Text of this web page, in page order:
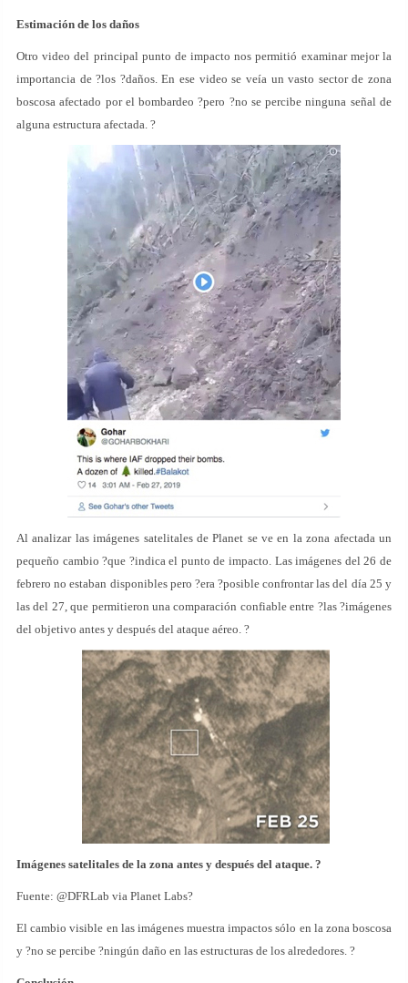
Estimación de los daños
Otro video del principal punto de impacto nos permitió examinar mejor la
importancia de ?los ?daños. En ese video se veía un vasto sector de zona
boscosa afectado por el bombardeo ?pero ?no se percibe ninguna señal de
alguna estructura afectada. ?
Al analizar las imágenes satelitales de Planet se ve en la zona afectada un
pequeño cambio ?que ?indica el punto de impacto. Las imágenes del 26 de
febrero no estaban disponibles pero ?era ?posible confrontar las del día 25 y
las del 27, que permitieron una comparación confiable entre ?las ?imágenes
del objetivo antes y después del ataque aéreo. ?
Imágenes satelitales de la zona antes y después del ataque. ?
Fuente: @DFRLab via Planet Labs?
El cambio visible en las imágenes muestra impactos sólo en la zona boscosa
y ?no se percibe ?ningún daño en las estructuras de los alrededores. ?